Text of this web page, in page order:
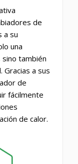
de
a su
una
también
Gracias a sus
de
fácilmente
de calor.